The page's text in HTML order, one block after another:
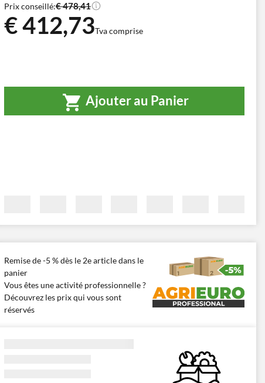
Prix conseillé:€ 478,41
€ 412,73Tva comprise
Ajouter au Panier
Remise de -5 % dès le 2e article dans le
panier
Vous êtes une activité professionnelle ?
Découvrez les prix qui vous sont
réservés